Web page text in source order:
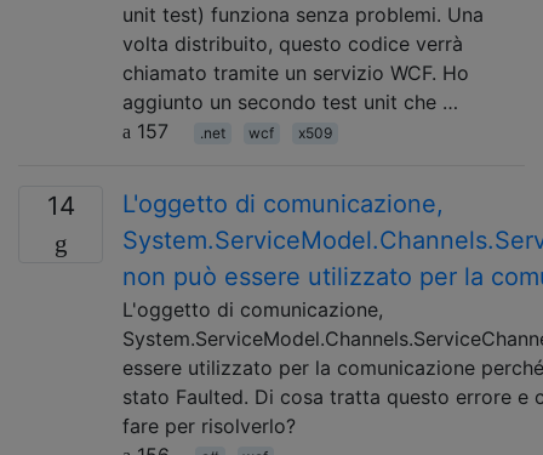
unit test) funziona senza problemi. Una
volta distribuito, questo codice verrà
chiamato tramite un servizio WCF. Ho
aggiunto un secondo test unit che …
157
.net wcf x509
14
L'oggetto di comunicazione,
non può essere utilizzato per la
L'oggetto di comunicazione,
essere utilizzato per la comunicazione
stato Faulted. Di cosa tratta questo errore e
fare per risolverlo?